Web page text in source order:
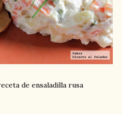
de ensaladilla rusa